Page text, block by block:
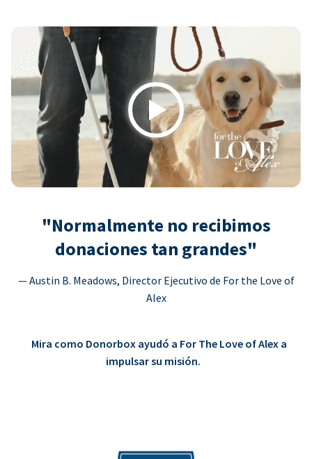
Play
"Normalmente no recibimos
donaciones tan grandes"
— Austin B. Meadows, Director Ejecutivo de For the Love of
Alex
Mira como Donorbox ayudó a For The Love of Alex a
impulsar su misión.